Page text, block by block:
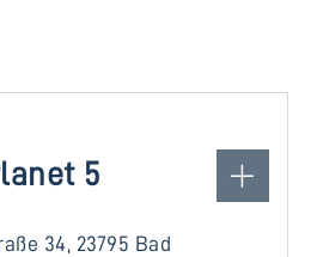
5
34, 23795 Bad